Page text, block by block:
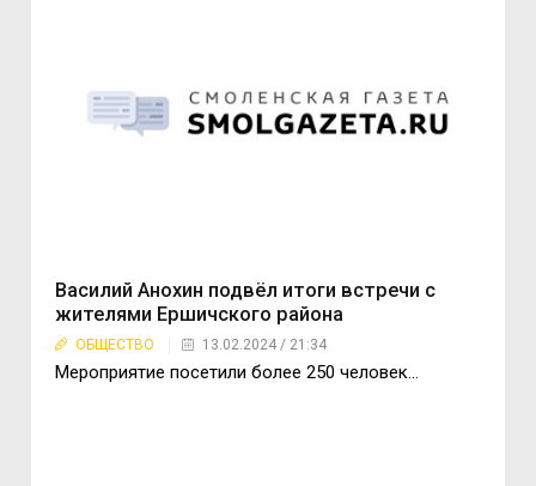
Василий Анохин подвёл итоги встречи с
жителями Ершичского района
ОБЩЕСТВО 13.02.2024 / 21:34
Мероприятие посетили более 250 человек…